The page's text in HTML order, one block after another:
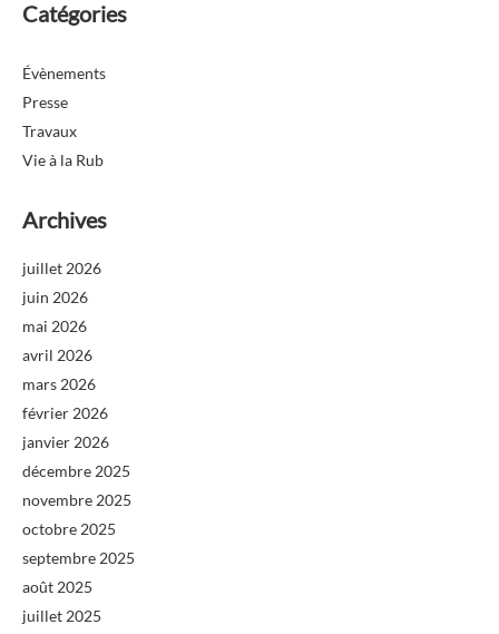
Catégories
Évènements
Presse
Travaux
Vie à la Rub
Archives
juillet 2026
juin 2026
mai 2026
avril 2026
mars 2026
février 2026
janvier 2026
décembre 2025
novembre 2025
octobre 2025
septembre 2025
août 2025
juillet 2025